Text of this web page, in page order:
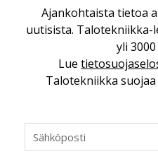
saatavien tietojen
KOLUMNI
Vesi- ja
jämähtänyt ajassa
KATSO KAIKKI
Ajankohtaista tietoa
uutisista.
yli
Lue
Talotekniikka